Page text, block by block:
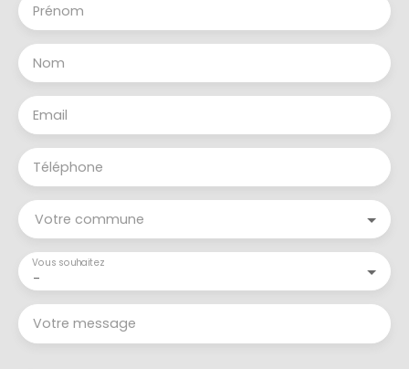
Prénom
Nom
Email
Téléphone
Votre commune
-
Vous souhaitez
Votre message